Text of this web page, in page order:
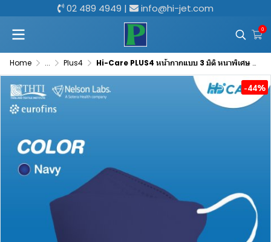
02 489 4949 | info@hi-jet.com
0
Home ... Plus4 Hi-Care PLUS4 หน้ากากแบบ 3 มิติ หนาพิเศษ แผ่นกรอง 4 ชั้นชนิดคล้องหู 1 กล่องบรรจุ 24 ซอง [ซองละ 5 ชิ้น]
-44%